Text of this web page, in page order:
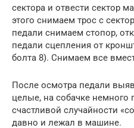
сектора и отвести сектор
этого снимаем трос с
педали снимаем стопор,
педали сцепления от
болта 8). Снимаем все
После осмотра педали
целые, на собачке немного
счастливой случайности
давно и лежал в машине.